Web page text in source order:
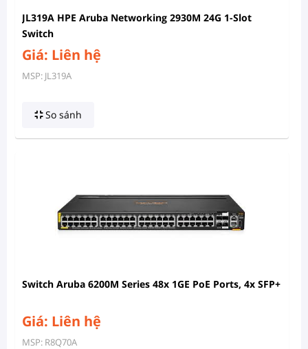
JL319A HPE Aruba Networking 2930M 24G 1-Slot
Switch
Giá: Liên hệ
MSP: JL319A
So sánh
Switch Aruba 6200M Series 48x 1GE PoE Ports, 4x SFP+
Giá: Liên hệ
MSP: R8Q70A